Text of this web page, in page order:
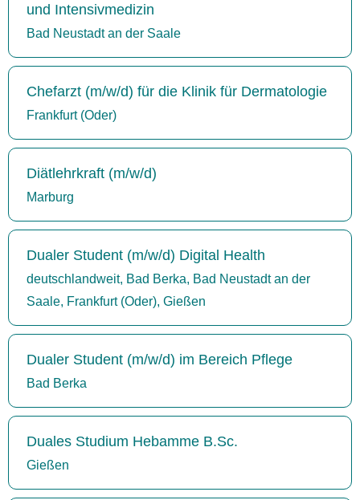
und Intensivmedizin
Bad Neustadt an der Saale
Chefarzt (m/w/d) für die Klinik für Dermatologie
Frankfurt (Oder)
Diätlehrkraft (m/w/d)
Marburg
Dualer Student (m/w/d) Digital Health
deutschlandweit, Bad Berka, Bad Neustadt an der
Saale, Frankfurt (Oder), Gießen
Dualer Student (m/w/d) im Bereich Pflege
Bad Berka
Duales Studium Hebamme B.Sc.
Gießen